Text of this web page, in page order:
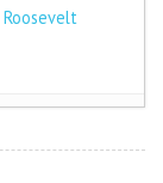
Roosevelt